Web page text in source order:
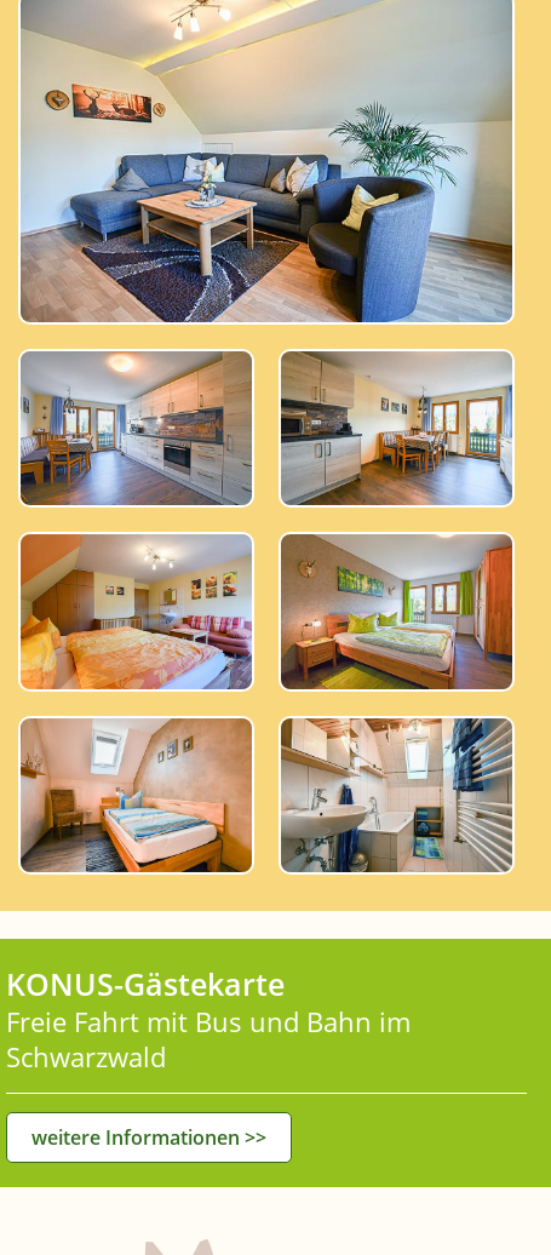
KONUS-Gästekarte
Freie Fahrt mit Bus und Bahn im
Schwarzwald
weitere Informationen >>